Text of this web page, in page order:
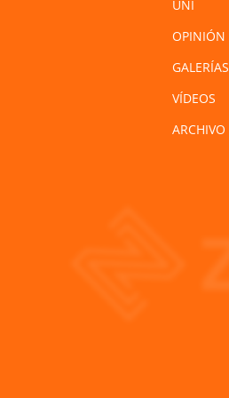
UNI
OPINIÓN
GALERÍAS
VÍDEOS
ARCHIVO